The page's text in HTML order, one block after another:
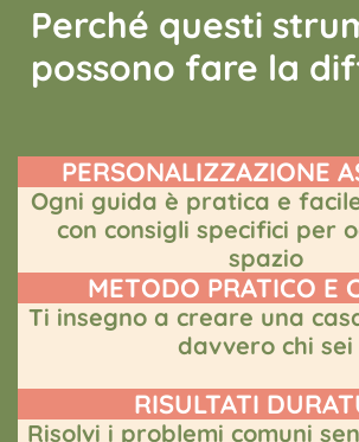
Perché questi
possono fare la
PERSONALIZZAZIONE
Ogni guida è pratica e
con consigli specifici per
spazio
METODO PRATICO E
Ti insegno a creare una
davvero chi sei
RISULTATI
Risolvi i problemi comuni